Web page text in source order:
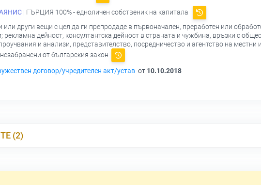
| ГЪРЦИЯ 100% - едноличен собственик на капитала
или други вещи с цел да ги препродаде в първоначален, преработен или
рекламна дейност, консултантска дейност в страната и чужбина, връзки с
и анализи, представителство, посредничество и агентство на
от българския закон
договор/учредителен акт/устав от 10.10.2018
(2)